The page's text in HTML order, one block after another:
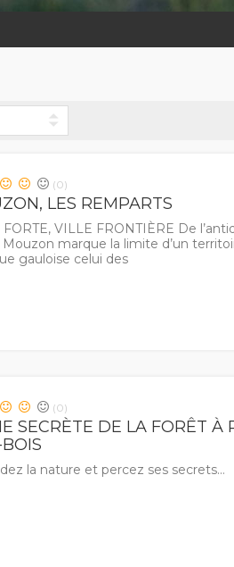
(0)
LES REMPARTS
VILLE FRONTIÈRE De
Mouzon marque la limite d’un
gauloise celui des
(0)
SECRÈTE DE LA FORÊT À
la nature et percez ses secrets…